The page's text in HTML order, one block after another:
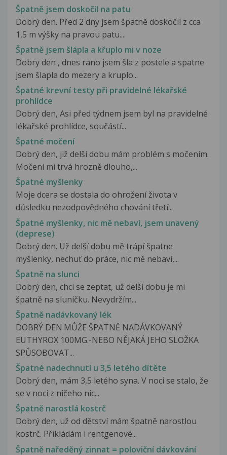
Špatně jsem doskočil na patu
Dobrý den. Před 2 dny jsem špatně doskočil z cca
1,5 m výšky na pravou patu....
Špatně jsem šlápla a křuplo mi v noze
Dobry den , dnes rano jsem šla z postele a spatne
jsem šlapla do mezery a kruplo...
Špatné krevní testy při pravidelné lékařské
prohlídce
Dobrý den, Asi před týdnem jsem byl na pravidelné
lékařské prohlídce, součástí...
Špatné močení
Dobrý den, již delší dobu mám problém s močením.
Močení mi trvá hrozně dlouho,...
Špatné myšlenky
Moje dcera se dostala do ohrožení života v
důsledku nezodpovědného chování třetí...
Špatné myšlenky, nic mě nebaví, jsem unavený
(deprese)
Dobrý den. Už delší dobu mě trápí špatne
myšlenky, nechuť do práce, nic mě nebaví,...
Špatně na slunci
Dobrý den, chci se zeptat, už delší dobu je mi
špatně na sluníčku. Nevydržím...
Špatně nadávkovaný lék
DOBRÝ DEN.MŮŽE ŠPATNĚ NADÁVKOVANÝ
EUTHYROX 100MG.-NEBO NĚJAKÁ JEHO SLOŽKA
SPŮSOBOVAT...
Špatné nadechnutí u 3,5 letého dítěte
Dobrý den, mám 3,5 letého syna. V noci se stalo, že
se v noci z ničeho nic...
Špatně narostlá kostrč
Dobrý den, už od dětství mám špatně narostlou
kostrč. Přikládám i rentgenové...
Špatně naředěný zinnat = poloviční dávkování